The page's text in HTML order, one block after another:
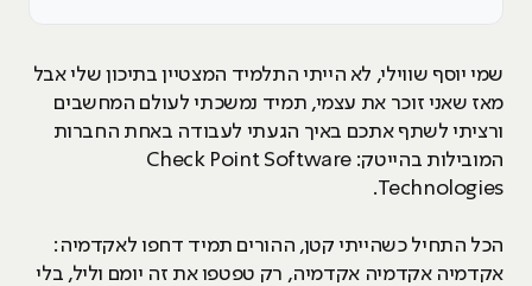
שמי יוסף שווילי, לא הייתי התלמיד המצטיין בתיכון שלי אבל
מאז שאני זוכר את עצמי, תמיד נמשכתי לעולם המחשבים
ורציתי לשתף אתכם באיך הגעתי לעבודה באחת החברות
המובילות בהייטק: Check Point Software
Technologies.
הכל התחיל כשהייתי קטן, ההורים תמיד דחפו לאקדמיה:
אקדמיה אקדמיה אקדמיה, רק טפטפו את זה יומם וליל, בלי